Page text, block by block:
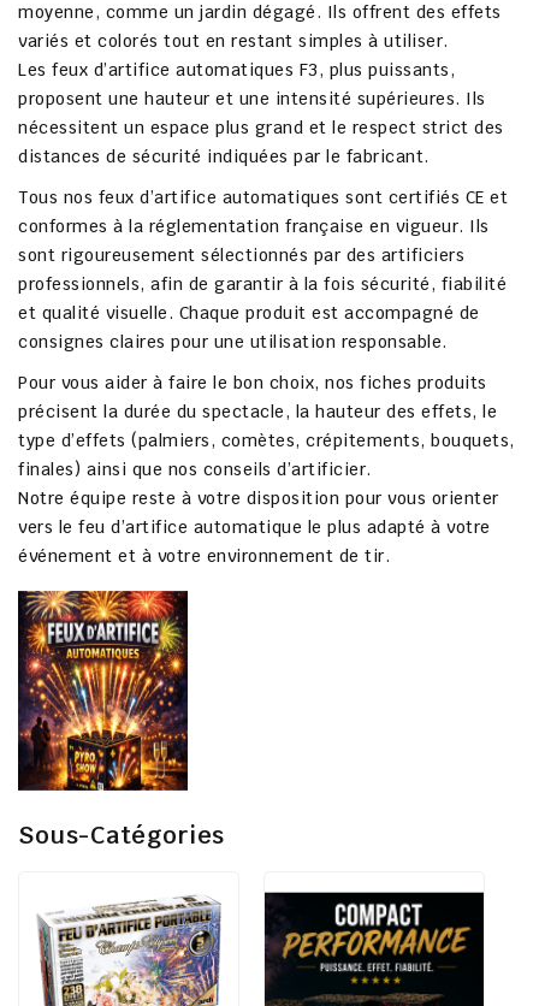
moyenne, comme un jardin dégagé. Ils offrent des effets
variés et colorés tout en restant simples à utiliser.
Les feux d’artifice automatiques F3, plus puissants,
proposent une hauteur et une intensité supérieures. Ils
nécessitent un espace plus grand et le respect strict des
distances de sécurité indiquées par le fabricant.
Tous nos feux d’artifice automatiques sont certifiés CE et
conformes à la réglementation française en vigueur. Ils
sont rigoureusement sélectionnés par des artificiers
professionnels, afin de garantir à la fois sécurité, fiabilité
et qualité visuelle. Chaque produit est accompagné de
consignes claires pour une utilisation responsable.
Pour vous aider à faire le bon choix, nos fiches produits
précisent la durée du spectacle, la hauteur des effets, le
type d’effets (palmiers, comètes, crépitements, bouquets,
finales) ainsi que nos conseils d’artificier.
Notre équipe reste à votre disposition pour vous orienter
vers le feu d’artifice automatique le plus adapté à votre
événement et à votre environnement de tir.
Sous-Catégories